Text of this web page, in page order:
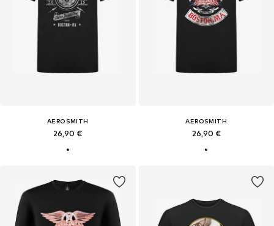
AEROSMITH
26,90 €
AEROSMITH
26,90 €